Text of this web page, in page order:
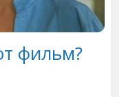
фильм?